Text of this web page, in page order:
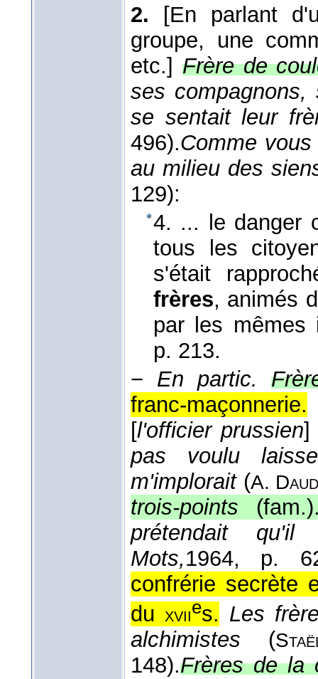
2.
[En parlant
groupe, une
etc.] Frère de
ses
se sentait leur
496).Comme
au milieu des
129):
4. ... le danger
tous les
s'était
frères, animés
par les
p. 213.
− En partic.
franc-maçonnerie.
[l'officier prussien
pas voulu
m'implorait(A.
trois-points
prétendait qu'il
Mots,1964, p.
confrérie secrète
du xviies. Les
alchimistes (
148).Frères de la